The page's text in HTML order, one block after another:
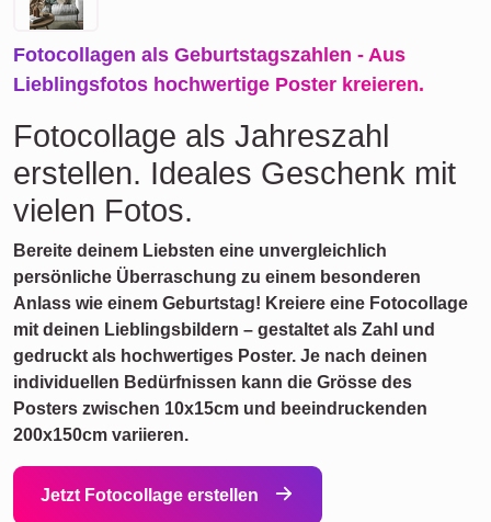
Fotocollagen als Geburtstagszahlen - Aus
Lieblingsfotos hochwertige Poster kreieren.
Fotocollage als Jahreszahl
erstellen. Ideales Geschenk mit
vielen Fotos.
Bereite deinem Liebsten eine unvergleichlich
persönliche Überraschung zu einem besonderen
Anlass wie einem Geburtstag! Kreiere eine Fotocollage
mit deinen Lieblingsbildern – gestaltet als Zahl und
gedruckt als hochwertiges Poster. Je nach deinen
individuellen Bedürfnissen kann die Grösse des
Posters zwischen 10x15cm und beeindruckenden
200x150cm variieren.
Jetzt Fotocollage erstellen